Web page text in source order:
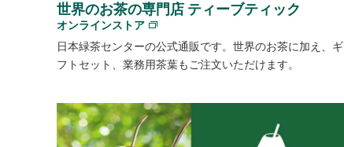
世界のお茶の専門店 ティーブティック
オンラインストア
日本緑茶センターの公式通販です。世界のお茶に加え、ギ
フトセット、業務用茶葉もご注文いただけます。